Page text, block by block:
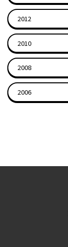
2012
2010
2008
2006